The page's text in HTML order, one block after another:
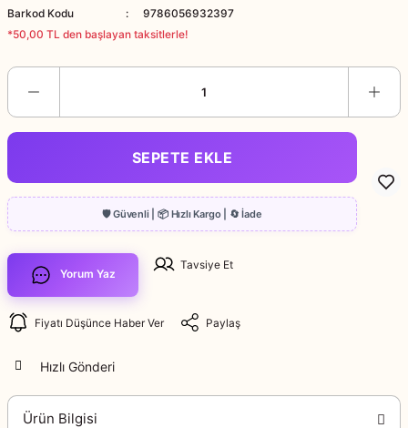
Barkod Kodu
9786056932397
*50,00 TL den başlayan taksitlerle!
SEPETE EKLE
Yorum Yaz
Tavsiye Et
Fiyatı Düşünce Haber Ver Paylaş
Hızlı Gönderi
Ürün Bilgisi